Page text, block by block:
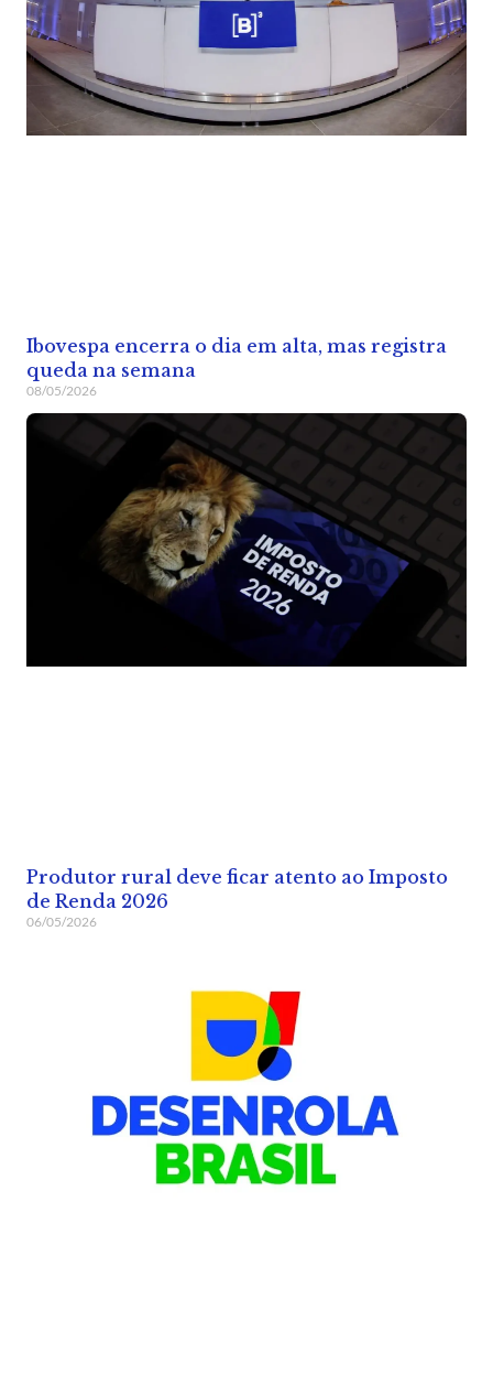
Ibovespa encerra o dia em alta, mas registra
queda na semana
08/05/2026
Produtor rural deve ficar atento ao Imposto
de Renda 2026
06/05/2026